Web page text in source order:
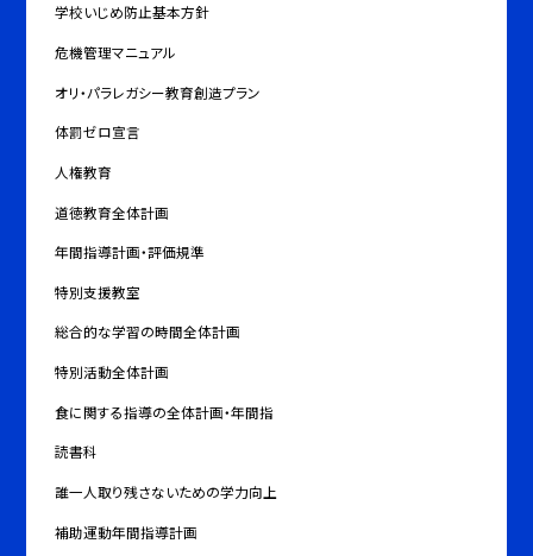
学校いじめ防止基本方針
危機管理マニュアル
オリ・パラレガシー教育創造プラン
体罰ゼロ宣言
人権教育
道徳教育全体計画
年間指導計画・評価規準
特別支援教室
総合的な学習の時間全体計画
特別活動全体計画
食に関する指導の全体計画・年間指
読書科
誰一人取り残さないための学力向上
補助運動年間指導計画